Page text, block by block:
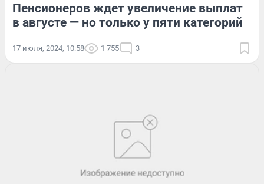
Пенсионеров ждет увеличение выплат
в августе — но только у пяти категорий
17 июля, 2024, 10:58 1 755 3